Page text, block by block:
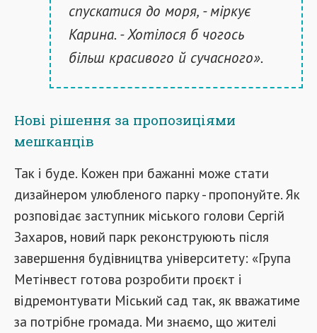
спускатися до моря, - міркує
Карина. - Хотілося б чогось
більш красивого й сучасного».
Нові рішення за пропозиціями
мешканців
Так і буде. Кожен при бажанні може стати
дизайнером улюбленого парку - пропонуйте. Як
розповідає заступник міського голови Сергій
Захаров, новий парк реконструюють після
завершення будівництва університету: «Група
Метінвест готова розробити проєкт і
відремонтувати Міський сад так, як вважатиме
за потрібне громада. Ми знаємо, що жителі